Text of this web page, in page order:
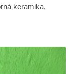
keramika,